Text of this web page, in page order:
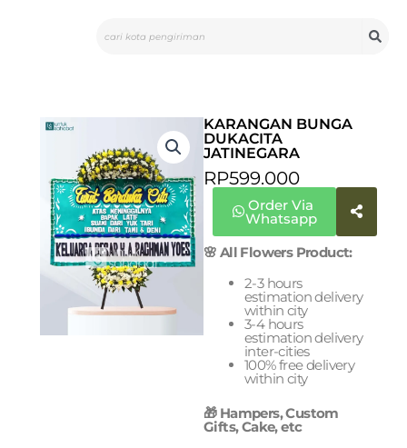
KARANGAN BUNGA
DUKACITA
JATINEGARA
RP599.000
Order Via
Whatsapp
🌸 All Flowers Product:
2-3 hours
estimation delivery
within city
3-4 hours
estimation delivery
inter-cities
100% free delivery
within city
🎁 Hampers, Custom
Gifts, Cake, etc